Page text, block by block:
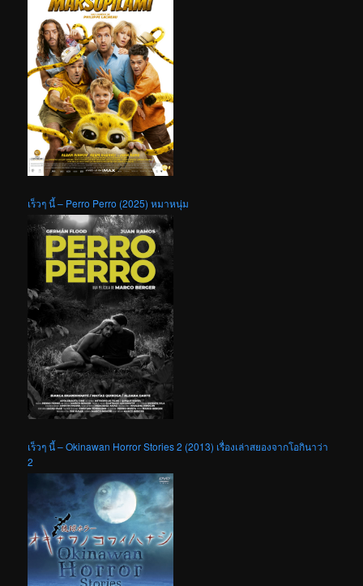
เร็วๆ นี้ – Perro Perro (2025) หมาหนุ่ม
เร็วๆ นี้ – Okinawan Horror Stories 2 (2013) เรื่องเล่าสยองจากโอกินาว่า
2